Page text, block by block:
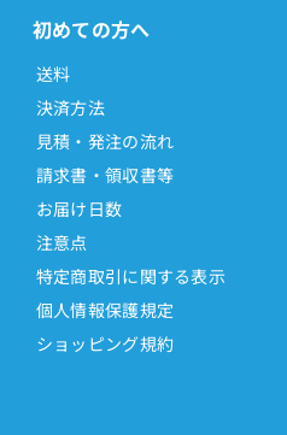
初めての方へ
送料
決済方法
見積・発注の流れ
請求書・領収書等
お届け日数
注意点
特定商取引に関する表示
個人情報保護規定
ショッピング規約